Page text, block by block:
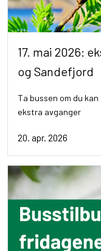
17. mai 2026:
og Sandefjord
Ta bussen om du
ekstra avganger
20. apr. 2026